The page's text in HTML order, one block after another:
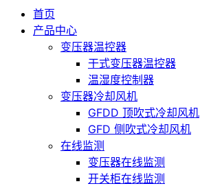
首页
产品中心
变压器温控器
干式变压器温控器
温湿度控制器
变压器冷却风机
GFDD 顶吹式冷却风机
GFD 侧吹式冷却风机
在线监测
变压器在线监测
开关柜在线监测